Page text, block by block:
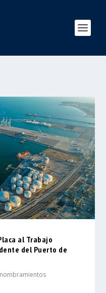
al Trabajo
del Puerto de